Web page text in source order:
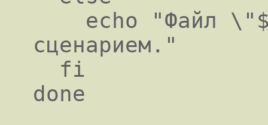
сценарием."
done